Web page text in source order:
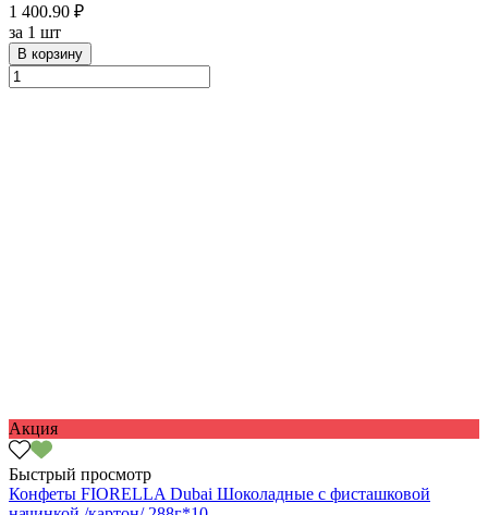
1 400.90 ₽
за 1 шт
В корзину
Акция
Быстрый просмотр
Конфеты FIORELLA Dubai Шоколадные с фисташковой